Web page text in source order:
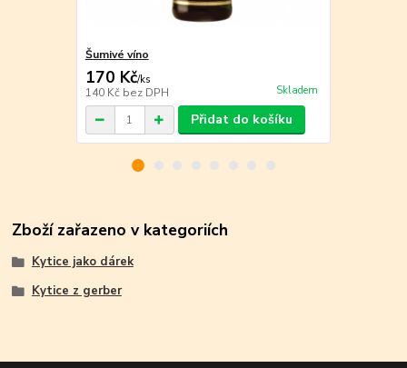
Šumivé víno
170 Kč/ks
140 Kč bez DPH Skladem
Přidat do košíku
Zboží zařazeno v kategoriích
Kytice jako dárek
Kytice z gerber